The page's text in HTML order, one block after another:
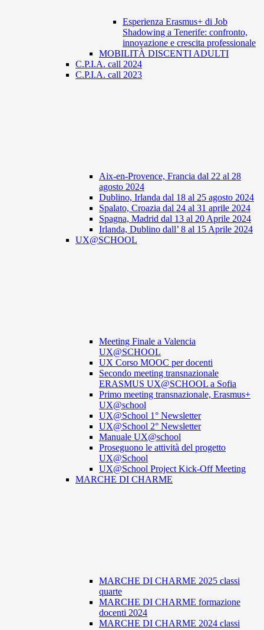
Esperienza Erasmus+ di Job
Shadowing a Tenerife: confronto,
innovazione e crescita professionale
MOBILITÀ DISCENTI ADULTI
C.P.I.A. call 2024
C.P.I.A. call 2023
Aix-en-Provence, Francia dal 22 al 28
agosto 2024
Dublino, Irlanda dal 18 al 25 agosto 2024
Spalato, Croazia dal 24 al 31 aprile 2024
Spagna, Madrid dal 13 al 20 Aprile 2024
Irlanda, Dublino dall’ 8 al 15 Aprile 2024
UX@SCHOOL
Meeting Finale a Valencia
UX@SCHOOL
UX Corso MOOC per docenti
Secondo meeting transnazionale
ERASMUS UX@SCHOOL a Sofia
Primo meeting transnazionale, Erasmus+
UX@school
UX@School 1° Newsletter
UX@School 2° Newsletter
Manuale UX@school
Proseguono le attività del progetto
UX@School
UX@School Project Kick-Off Meeting
MARCHE DI CHARME
MARCHE DI CHARME 2025 classi
quarte
MARCHE DI CHARME formazione
docenti 2024
MARCHE DI CHARME 2024 classi